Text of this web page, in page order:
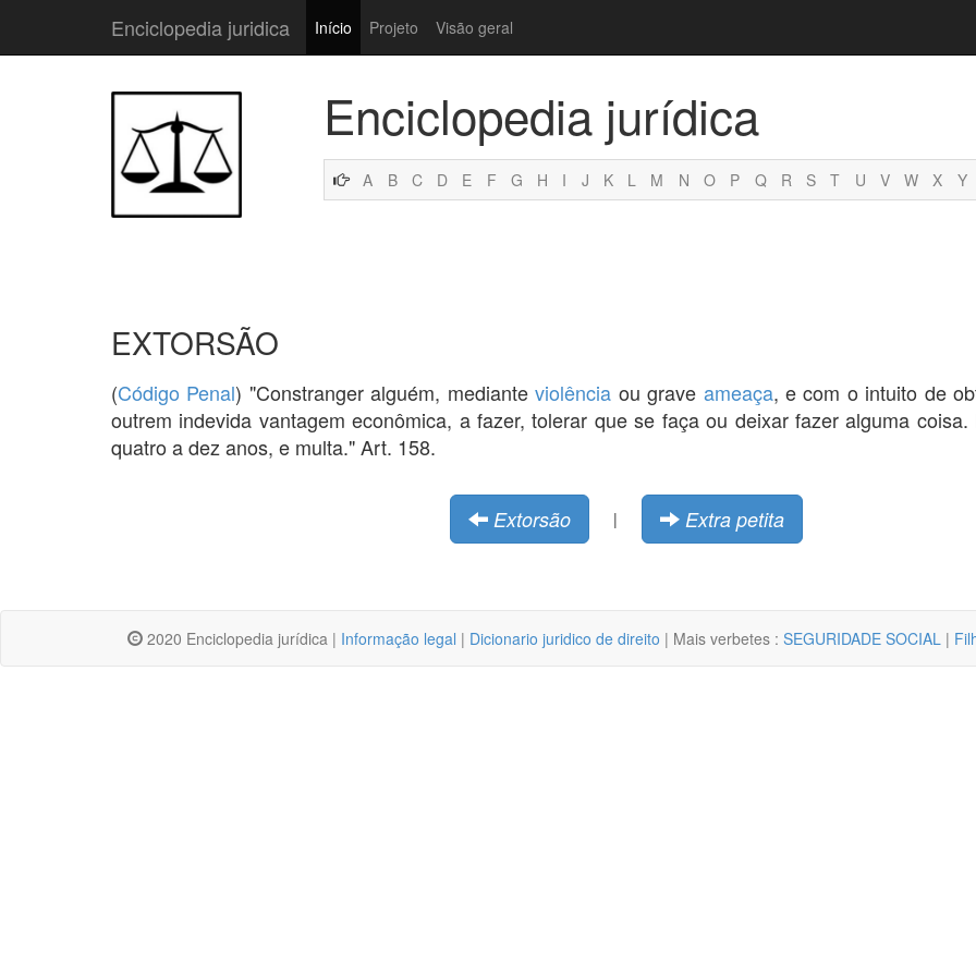
Enciclopedia juridica Início Projeto Visão geral
Enciclopedia jurídica
A B C D E F G H I J K L M N O P Q R S T U V W X Y
EXTORSÃO
(Código Penal) "Constranger alguém, medianteviolência ou grave ameaça, e com o intuito de
outrem indevida vantagem econômica, a fazer, tolerar que se faça ou deixar fazer alguma coisa.
quatro a dez anos, e multa." Art. 158.
Extorsão | Extra petita
2020 Enciclopedia jurídica | Informação legal | Dicionario juridico de direito | Mais verbetes : SEGURIDADE SOCIAL |